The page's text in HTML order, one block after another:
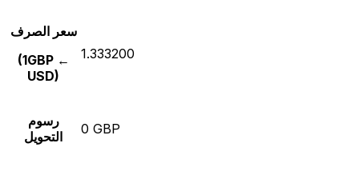
سعر الصرف
(1GBP ←
USD)
1.333200
رسوم
التحويل
0 GBP